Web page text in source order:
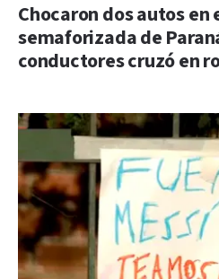
Chocaron dos autos en
semaforizada de
conductores cruzó en